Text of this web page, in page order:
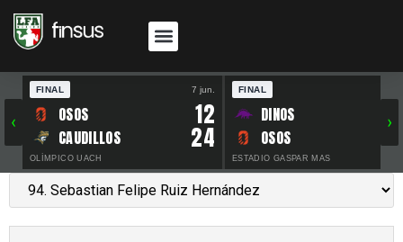
‹
FINAL 7 jun.
OSOS 12
CAUDILLOS 24
OLÍMPICO UACH
FINAL
DINOS
OSOS
ESTADIO GASPAR MAS
›